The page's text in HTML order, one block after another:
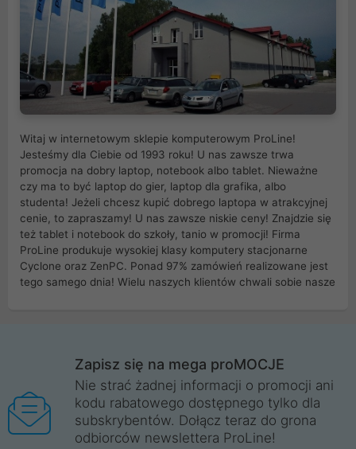
Witaj w internetowym sklepie komputerowym ProLine!
Jesteśmy dla Ciebie od 1993 roku! U nas zawsze trwa
promocja na dobry laptop, notebook albo tablet. Nieważne
czy ma to być laptop do gier, laptop dla grafika, albo
studenta! Jeżeli chcesz kupić dobrego laptopa w atrakcyjnej
cenie, to zapraszamy! U nas zawsze niskie ceny! Znajdzie się
też tablet i notebook do szkoły, tanio w promocji! Firma
ProLine produkuje wysokiej klasy komputery stacjonarne
Cyclone oraz ZenPC. Ponad 97% zamówień realizowane jest
tego samego dnia! Wielu naszych klientów chwali sobie nasze
Wrocław, Poznań, Legnica, Katowice, Gliwice, Kalisz, Bytom,
Trzebnica, Opole. Szybka i profesjonalna obsługa!
ProLine to polska firma ze 100% polskim kapitałem. Działamy
legalnie i płacimy podatki w naszym kraju! Posiadamy siedzibę
główną w Mirkowie oraz salony na terenie kraju. Cała
Zapisz się na mega proMOCJE
Nie strać żadnej informacji o promocji ani
kodu rabatowego dostępnego tylko dla
subskrybentów. Dołącz teraz do grona
odbiorców newslettera ProLine!